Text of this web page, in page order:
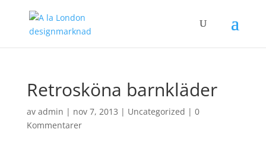
Retrosköna barnkläder
av admin | nov 7, 2013 | Uncategorized | 0
Kommentarer